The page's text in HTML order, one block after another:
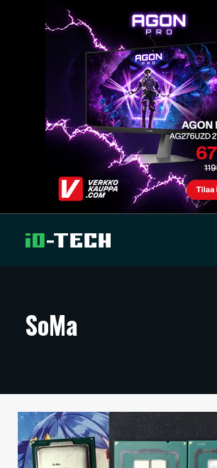
ARTIKKELIT
TECHBBS
TIETOA
HINTA.FI
SoMa